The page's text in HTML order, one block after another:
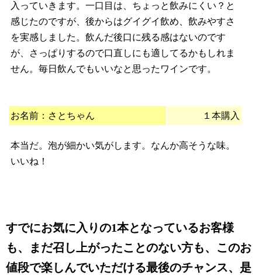
入っていきます。一口目は、ちょっと飲みにくい？と
感じたのですが、後からはグイグイ飲め、飲みやすさ
を実感しました。飲んだ後口に残る感はないのです
が、さっぱりするので口直しにも適してるかもしれま
せん。毎日飲んでもいいなと思ったワインです。
お名前：さとちゃん １本購入
本当だ。泡が細かい気がします。なんか高そうな味。
いいね！
すでにお気に入りの1本となっているお客様
も、まだ召し上がったことのない方も、このお
値段で楽しんでいただける最後のチャンス、是